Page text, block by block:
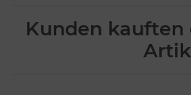
Kunden kauften